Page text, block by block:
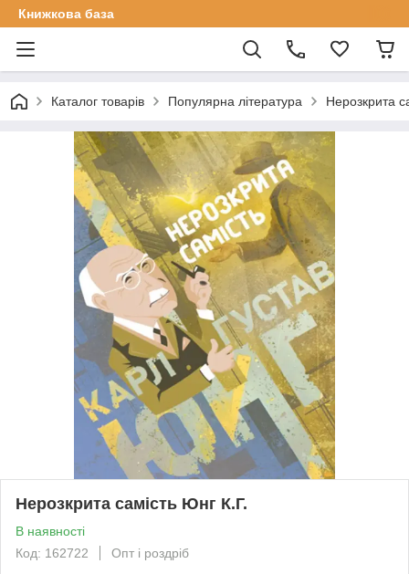
Книжкова база
Каталог товарів Популярна література Нерозкрита
Нерозкрита самість Юнг К.Г.
В наявності
Код: 162722
Опт і роздріб